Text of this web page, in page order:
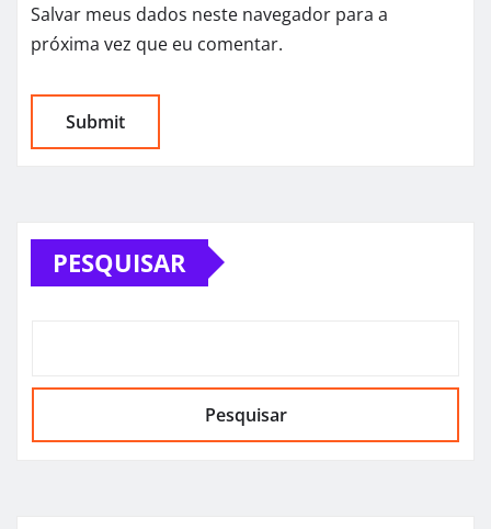
Salvar meus dados neste navegador para a
próxima vez que eu comentar.
PESQUISAR
Pesquisar